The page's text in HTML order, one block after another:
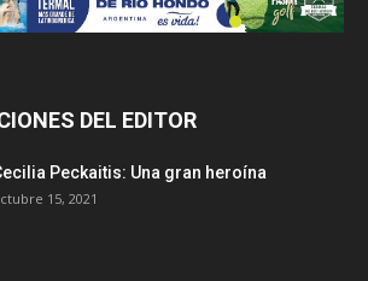
DEL EDITOR
Peckaitis: Una gran heroína
15, 2021